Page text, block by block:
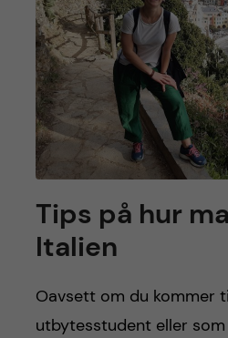
Tips på hur
Italien
Oavsett om du kommer
utbytesstudent eller